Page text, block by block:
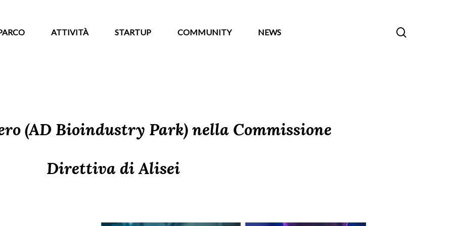
ATTIVITÀ STARTUP COMMUNITY NEWS
(AD Bioindustry Park) nella Commissione
Direttiva di Alisei